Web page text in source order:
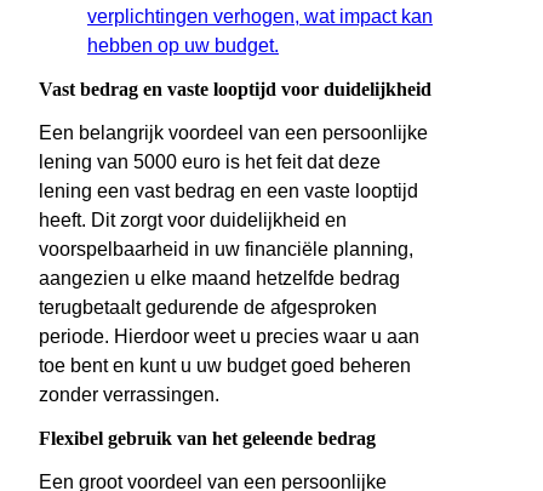
verplichtingen verhogen, wat impact kan
hebben op uw budget.
Vast bedrag en vaste looptijd voor duidelijkheid
Een belangrijk voordeel van een persoonlijke
lening van 5000 euro is het feit dat deze
lening een vast bedrag en een vaste looptijd
heeft. Dit zorgt voor duidelijkheid en
voorspelbaarheid in uw financiële planning,
aangezien u elke maand hetzelfde bedrag
terugbetaalt gedurende de afgesproken
periode. Hierdoor weet u precies waar u aan
toe bent en kunt u uw budget goed beheren
zonder verrassingen.
Flexibel gebruik van het geleende bedrag
Een groot voordeel van een persoonlijke